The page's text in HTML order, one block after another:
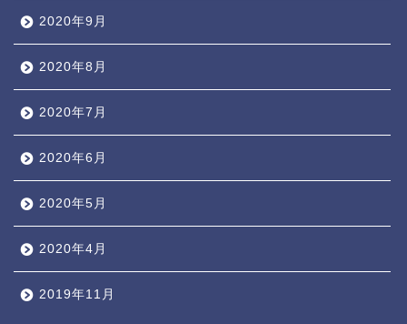
2020年9月
2020年8月
2020年7月
2020年6月
2020年5月
2020年4月
2019年11月